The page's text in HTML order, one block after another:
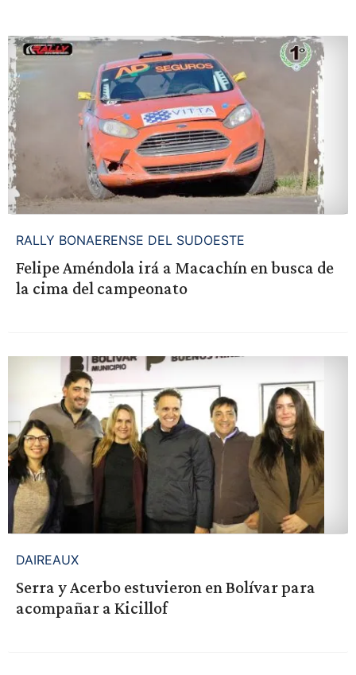
RALLY BONAERENSE DEL SUDOESTE
Felipe Améndola irá a Macachín en busca de
la cima del campeonato
DAIREAUX
Serra y Acerbo estuvieron en Bolívar para
acompañar a Kicillof